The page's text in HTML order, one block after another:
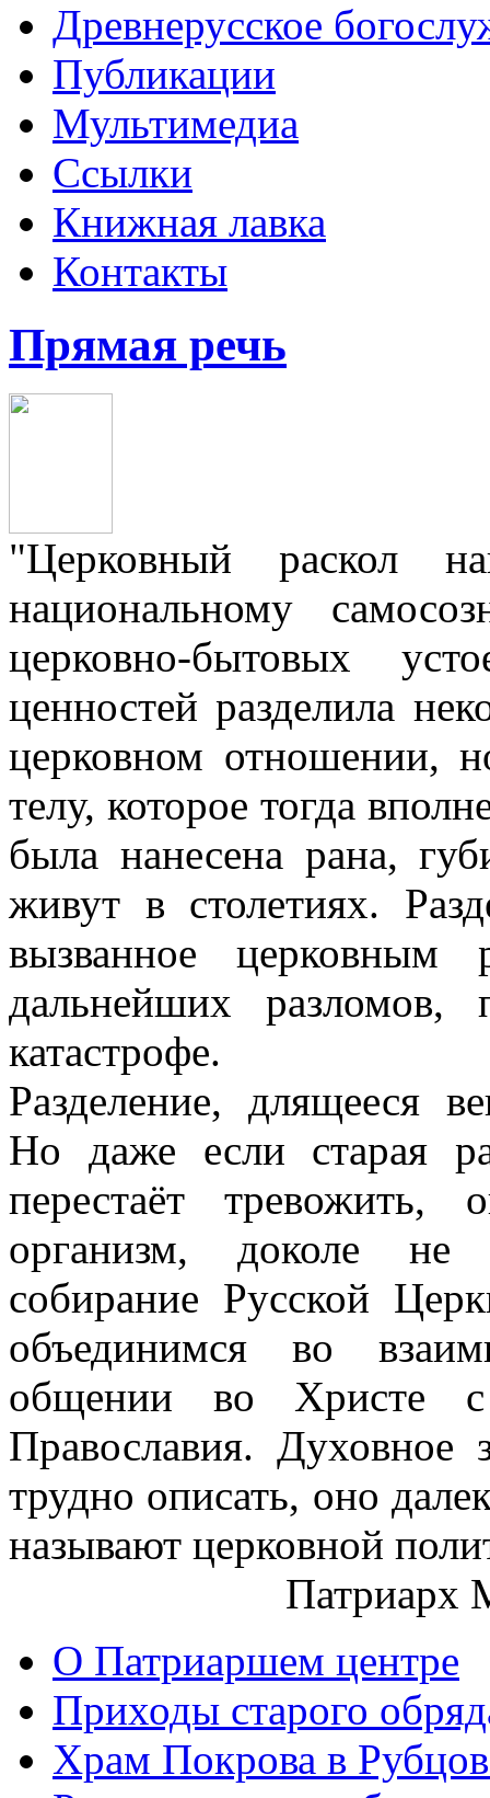
Древнерусское
Публикации
Мультимедиа
Ссылки
Книжная лавка
Контакты
Прямая речь
"Церковный раскол
национальному
церковно-бытовых
ценностей разделила
церковном отношении,
телу, которое тогда
была нанесена рана,
живут в столетиях.
вызванное церковным
дальнейших разломов,
катастрофе.
Разделение, длящееся
Но даже если старая
перестаёт тревожить,
организм, доколе не
собирание Русской
объединимся во
общении во Христе с
Православия. Духовное
трудно описать, оно
называют церковной
Патриарх
О Патриаршем центре
Приходы старого
Храм Покрова в